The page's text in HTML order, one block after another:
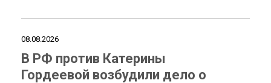
08.08.2026
В РФ против Катерины
Гордеевой возбудили дело о